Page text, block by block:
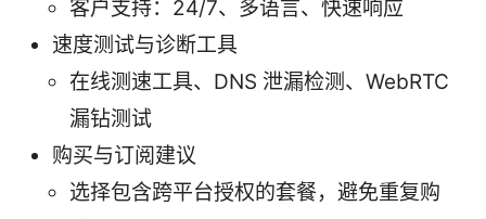
客户支持：24/7、多语言、快速响应
速度测试与诊断工具
在线测速工具、DNS 泄漏检测、WebRTC
漏钻测试
购买与订阅建议
选择包含跨平台授权的套餐，避免重复购